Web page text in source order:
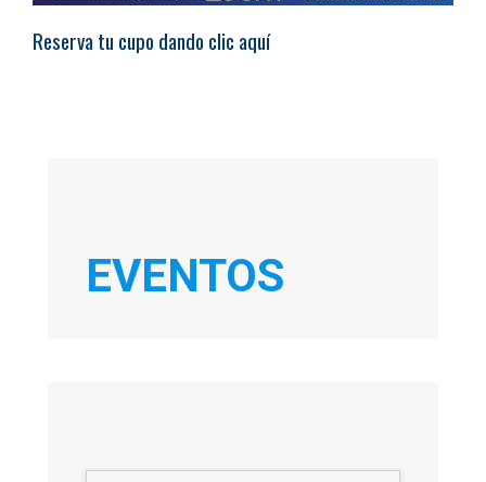
Reserva tu cupo dando clic aquí
EVENTOS